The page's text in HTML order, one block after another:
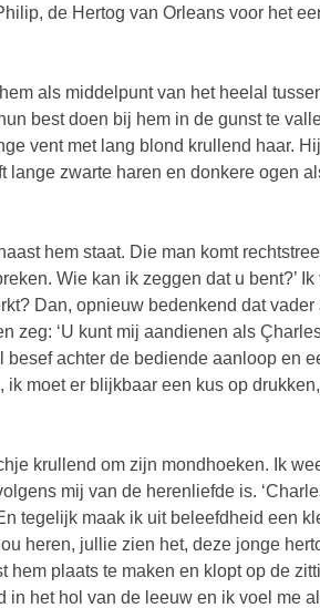
de Hertog van Orleans voor het
als middelpunt van het heelal
best doen bij hem in de gunst te
vent met lang blond krullend haar.
zwarte haren en donkere ogen
hem staat. Die man komt
Wie kan ik zeggen dat u bent?’
Dan, opnieuw bedenkend dat
zeg: ‘U kunt mij aandienen als
besef achter de bediende aanloop en
moet er blijkbaar een kus op
krullend om zijn mondhoeken. Ik
mij van de herenliefde is.
tegelijk maak ik uit beleefdheid een
heren, jullie zien het, deze jonge
hem plaats te maken en klopt op de
het hol van de leeuw en ik voel me